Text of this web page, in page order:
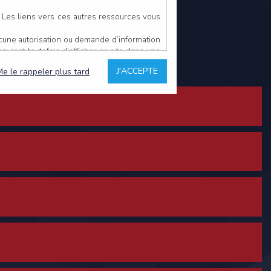
liens vers ces autres ressources vous
autorisation ou demande d’information
toutefois d’afficher ce site dans une
estime non conforme à l’objet du site
comme étant fiables.
avoir fait l’objet de mises à jour. En
l’utilisateur, qui assume la totalité des
l’interprétation ou de l’utilisation des
hors du contrôle de l’EDITEUR, et
J'ACCEPTE
le rappeler plus tard